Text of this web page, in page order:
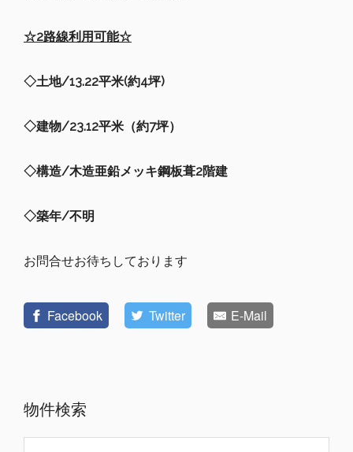
☆2路線利用可能☆
◇土地/13.22平米(約4坪)
◇建物/23.12平米（約7坪）
◇構造/木造亜鉛メッキ鋼板葺2階建
◇築年/不明
お問合せお待ちしております
Facebook Twitter E-Mail
物件検索